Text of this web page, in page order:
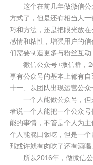
这个在前几年做微信公
方式了，但是还有相当大
巧和方法，还是把眼光放
感情和粘性，增强用户的
们需要制造更多与粉丝互动
微信公众号+微信群，
事有公众号的基本上都有自
十一、以团队出现运营公
一个人能做公众号，但
者说一个人能把一个公众
能的事情，不管是个人为
个人能混口饭吃，但是一个
那或许就有肉吃了还有酒喝
所以2016年，做微信公